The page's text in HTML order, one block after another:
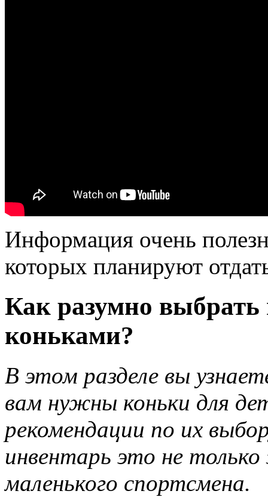
Информация очень
которых планируют
Как разумно
коньками?
В этом разделе вы
вам нужны коньки для
рекомендации по их
инвентарь это не только
маленького спортсмена.